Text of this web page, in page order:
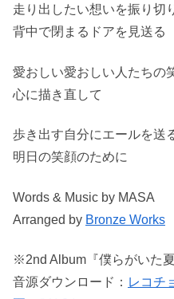
走り出したい想いを振り切
背中で閉まるドアを見送る
愛おしい愛おしい人たちの
心に描き直して
歩き出す自分にエールを送
明日の笑顔のために
Words & Music by MASA
Arranged by Bronze Works
※2nd Album『僕らがいた
音源ダウンロード： レコチ